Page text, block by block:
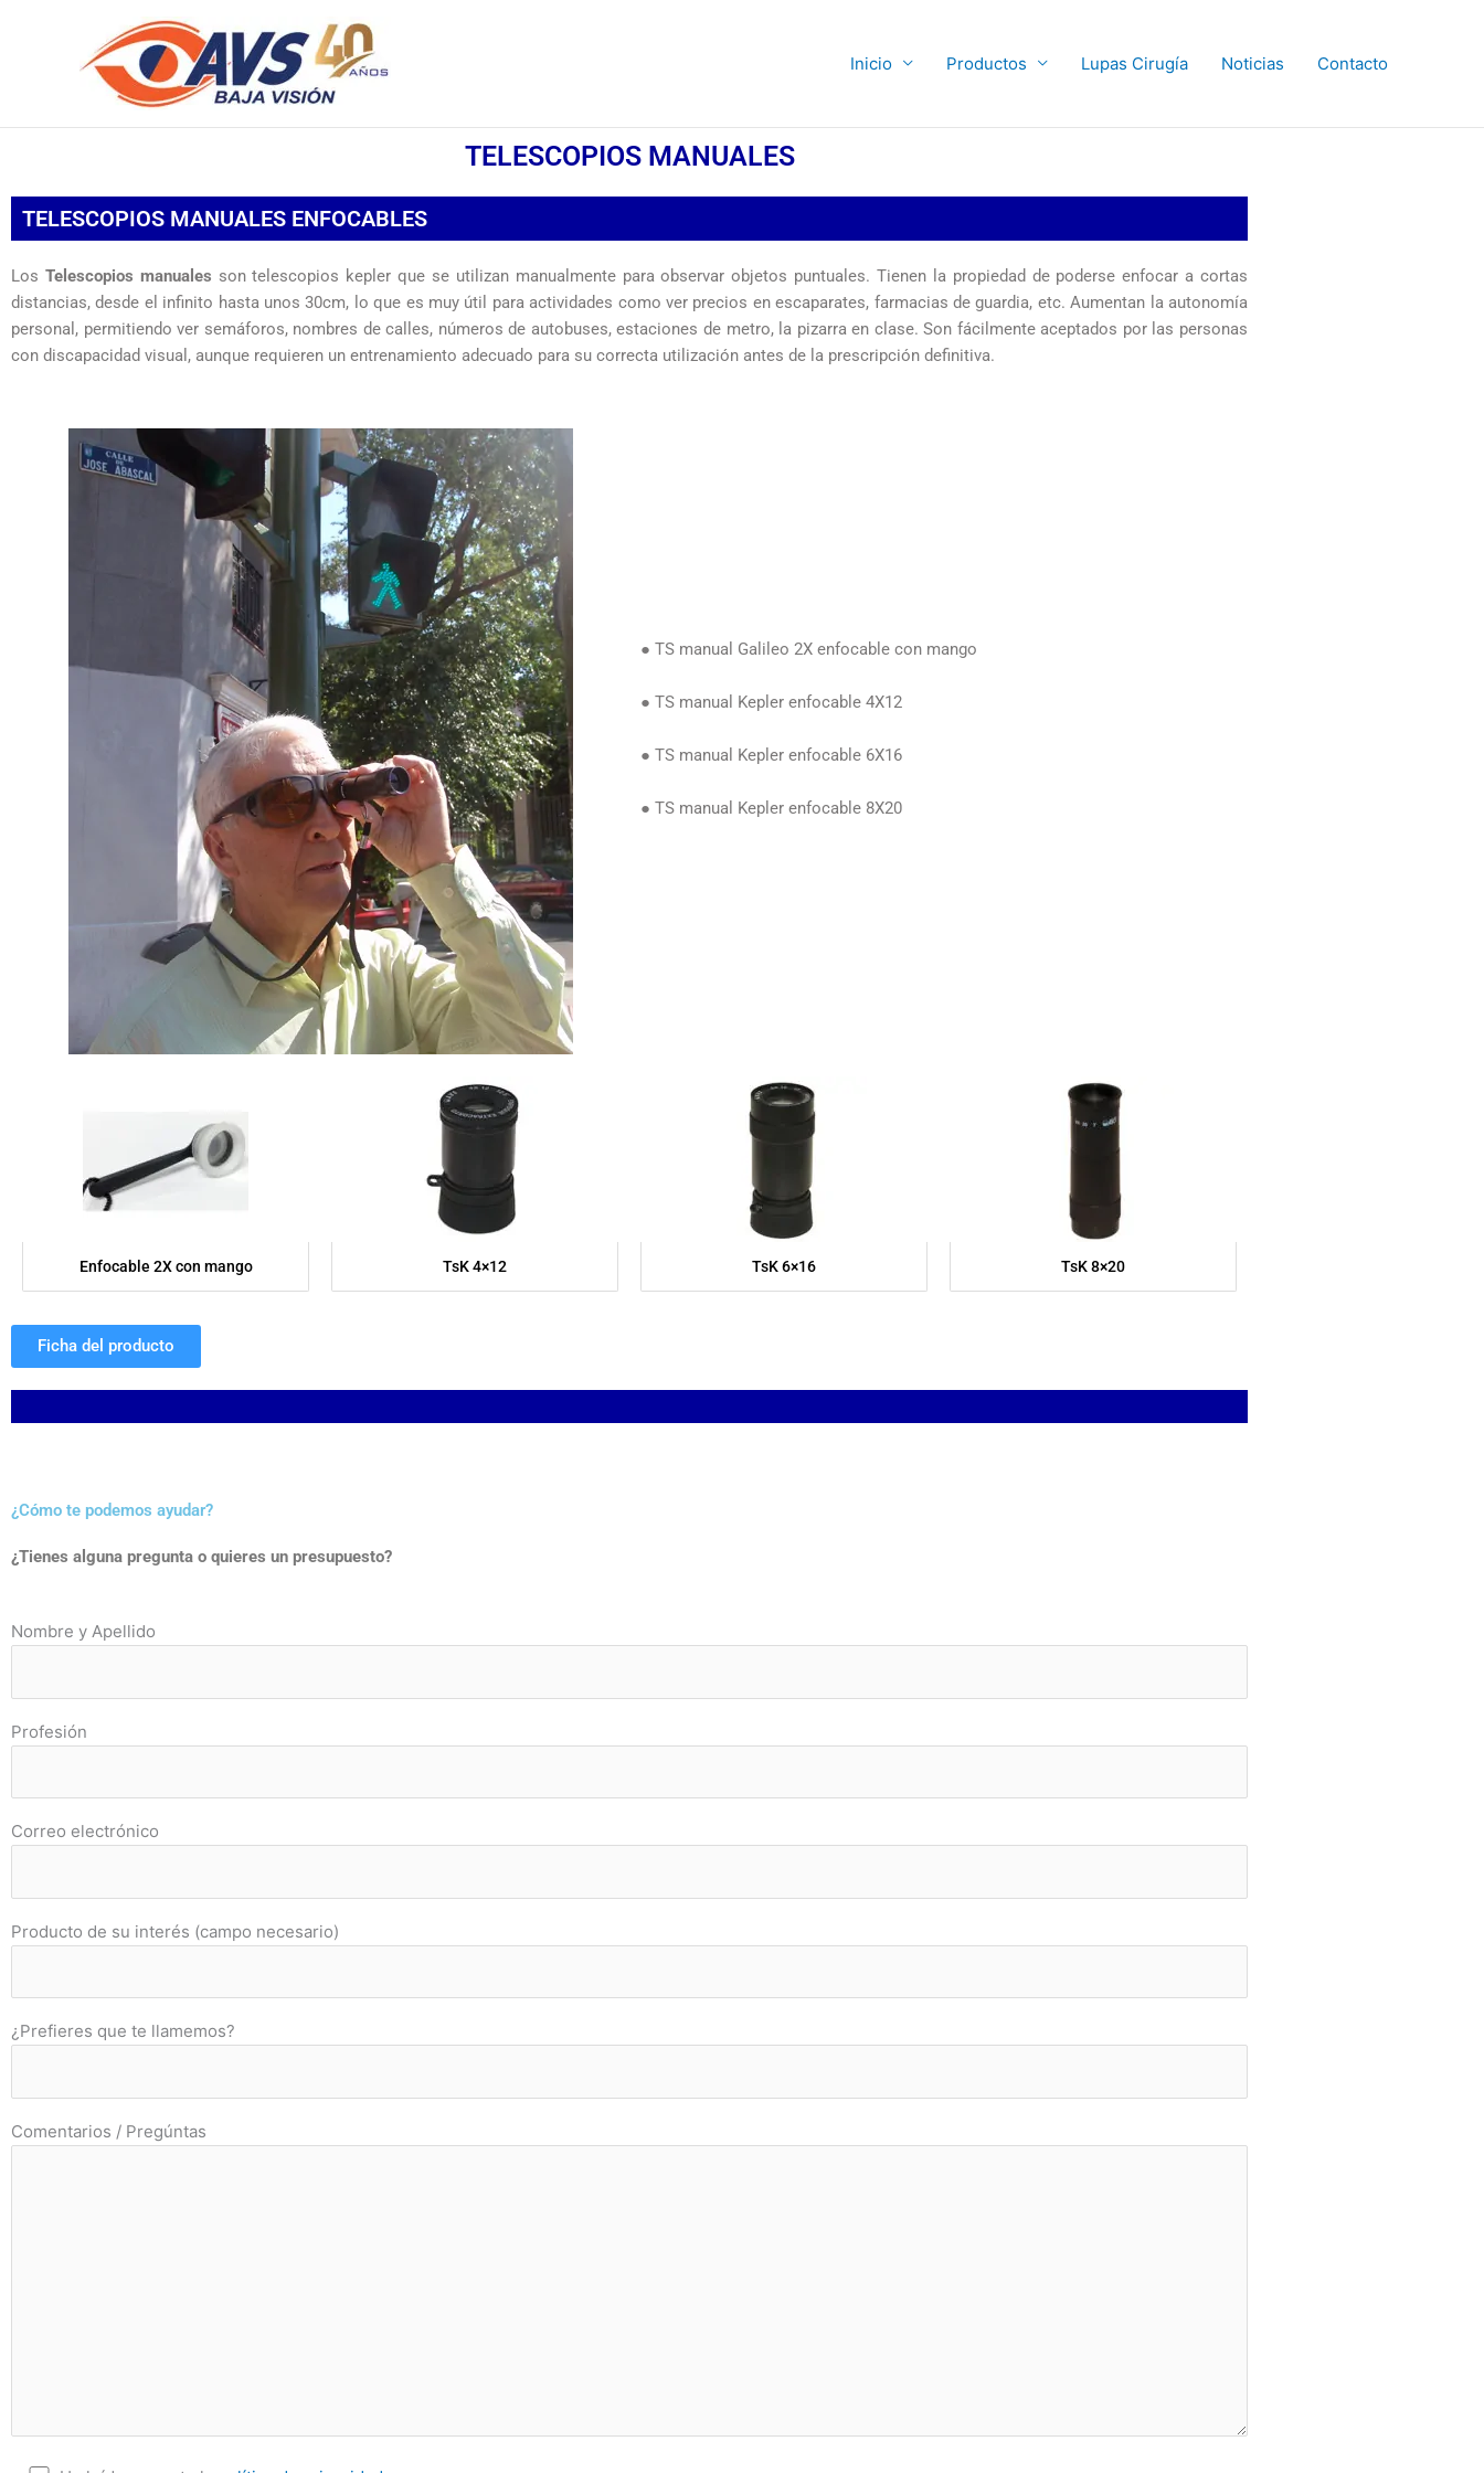
Inicio Productos Lupas Cirugía Noticias Contacto
TELESCOPIOS MANUALES
TELESCOPIOS MANUALES ENFOCABLES
Los Telescopios manuales son telescopios kepler que se utilizan manualmente para observar objetos puntuales. Tienen la propiedad de poderse enfocar a cortas
distancias, desde el infinito hasta unos 30cm, lo que es muy útil para actividades como ver precios en escaparates, farmacias de guardia, etc. Aumentan la autonomía
personal, permitiendo ver semáforos, nombres de calles, números de autobuses, estaciones de metro, la pizarra en clase. Son fácilmente aceptados por las personas
con discapacidad visual, aunque requieren un entrenamiento adecuado para su correcta utilización antes de la prescripción definitiva.
● TS manual Galileo 2X enfocable con mango
● TS manual Kepler enfocable 4X12
● TS manual Kepler enfocable 6X16
● TS manual Kepler enfocable 8X20
Enfocable 2X con mango TsK 4×12 TsK 6×16 TsK 8×20
Ficha del producto
¿Cómo te podemos ayudar?
¿Tienes alguna pregunta o quieres un presupuesto?
Nombre y Apellido
Profesión
Correo electrónico
Producto de su interés (campo necesario)
¿Prefieres que te llamemos?
Comentarios / Pregúntas